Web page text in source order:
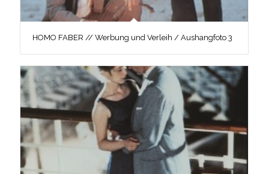
HOMO FABER // Werbung und Verleih / Aushangfoto 3